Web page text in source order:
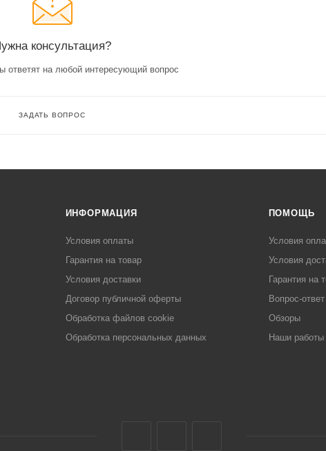
консультация?
ответят на любой интересующий вопрос
ЗАДАТЬ ВОПРОС
ИНФОРМАЦИЯ
Условия оплаты
Гарантия на товар
Условия доставки
Договор публичной оферты
Обработка файлов cookie
Обработка персональных данных
ПОМОЩЬ
Условия
Условия
Гарантия на
Вопрос-ответ
Обзоры
Наши работы